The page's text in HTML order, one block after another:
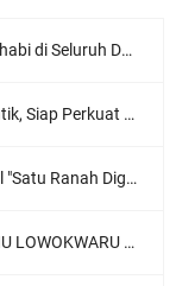
dan Karya-karyanya
dan Khidmat untuk Umat
Diluncurkan dalam Waktu Dekat!
Sanad Laku Para Muassis